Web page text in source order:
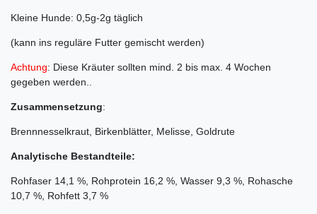
Kleine Hunde: 0,5g-2g täglich
(kann ins reguläre Futter gemischt werden)
Achtung: Diese Kräuter sollten mind. 2 bis max. 4 Wochen
gegeben werden..
Zusammensetzung:
Brennnesselkraut, Birkenblätter, Melisse, Goldrute
Analytische Bestandteile:
Rohfaser 14,1 %, Rohprotein 16,2 %, Wasser 9,3 %, Rohasche
10,7 %, Rohfett 3,7 %